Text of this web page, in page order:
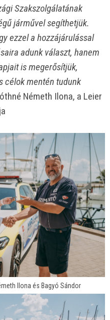
Szakszolgálatának
járművel segíthetjük.
ezzel a hozzájárulással
adunk választ, hanem
is megerősítjük,
célok mentén tudunk
Németh Ilona, a Leier
Ilona és Bagyó Sándor